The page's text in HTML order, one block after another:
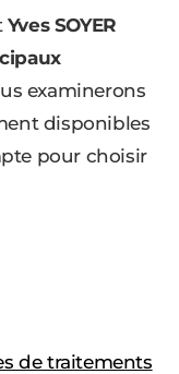
Yves SOYER
examinerons
disponibles
pour choisir
de traitements